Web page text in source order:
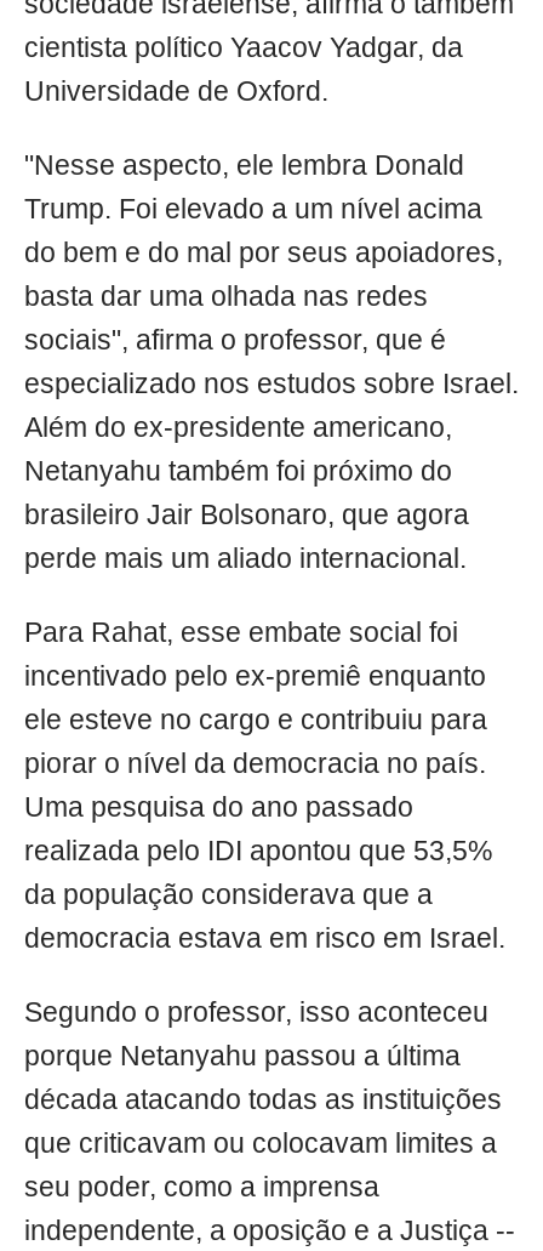
cientista político Yaacov Yadgar, da
Universidade de Oxford.
"Nesse aspecto, ele lembra Donald
Trump. Foi elevado a um nível acima
do bem e do mal por seus apoiadores,
basta dar uma olhada nas redes
sociais", afirma o professor, que é
especializado nos estudos sobre Israel.
Além do ex-presidente americano,
Netanyahu também foi próximo do
brasileiro Jair Bolsonaro, que agora
perde mais um aliado internacional.
Para Rahat, esse embate social foi
incentivado pelo ex-premiê enquanto
ele esteve no cargo e contribuiu para
piorar o nível da democracia no país.
Uma pesquisa do ano passado
realizada pelo IDI apontou que 53,5%
da população considerava que a
democracia estava em risco em Israel.
Segundo o professor, isso aconteceu
porque Netanyahu passou a última
década atacando todas as instituições
que criticavam ou colocavam limites a
seu poder, como a imprensa
independente, a oposição e a Justiça --